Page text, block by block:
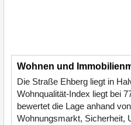
Wohnen und
Die Straße Ehberg liegt in
Wohnqualität-Index liegt bei
bewertet die Lage anhand
Wohnungsmarkt, Sicherheit,